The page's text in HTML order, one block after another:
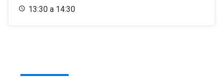
13:30 a 14:30